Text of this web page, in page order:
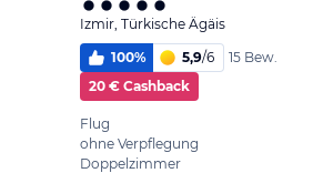
Izmir, Türkische Ägäis
100% 5,9/6
15 Bew.
20 € Cashback
Flug
ohne Verpflegung
Doppelzimmer